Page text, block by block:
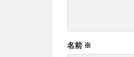
名前 ※